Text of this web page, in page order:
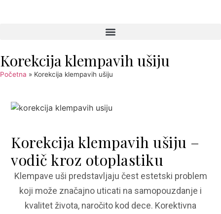
Korekcija klempavih ušiju
Početna » Korekcija klempavih ušiju
Korekcija klempavih ušiju –
vodič kroz otoplastiku
Klempave uši predstavljaju čest estetski problem
koji može značajno uticati na samopouzdanje i
kvalitet života, naročito kod dece. Korektivna